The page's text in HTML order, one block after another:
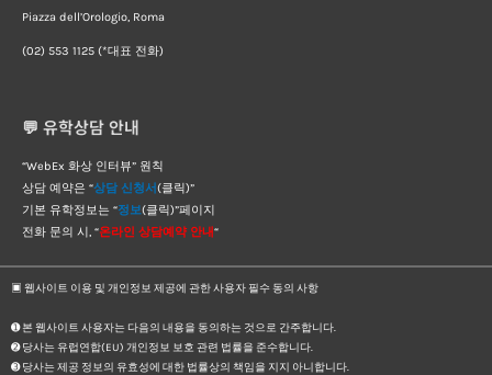
Piazza dell’Orologio, Roma
(02) 553 1125 (*대표 전화)
💬 유학상담 안내
“WebEx 화상 인터뷰” 원칙
상담 예약은 “상담 신청서(클릭)”
기본 유학정보는 “정보(클릭)”페이지
전화 문의 시, “온라인 상담예약 안내“
▣ 웹사이트 이용 및 개인정보 제공에 관한 사용자 필수 동의 사항
➊ 본 웹사이트 사용자는 다음의 내용을 동의하는 것으로 간주합니다.
➋ 당사는 유럽연합(EU) 개인정보 보호 관련 법률을 준수합니다.
➌ 당사는 제공 정보의 유효성에 대한 법률상의 책임을 지지 아니합니다.